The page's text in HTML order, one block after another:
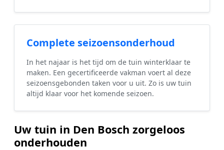
Complete seizoensonderhoud
In het najaar is het tijd om de tuin winterklaar te
maken. Een gecertificeerde vakman voert al deze
seizoensgebonden taken voor u uit. Zo is uw tuin
altijd klaar voor het komende seizoen.
Uw tuin in Den Bosch zorgeloos
onderhouden